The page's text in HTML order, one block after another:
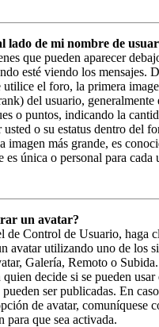
lado de mi nombre de
que pueden aparecer
esté viendo los mensajes.
el foro, la primera
del usuario, generalmente
o puntos, indicando la
o su estatus dentro del
imagen más grande, es
es única o personal para cada
un avatar?
de Control de Usuario, haga
avatar utilizando uno de los
Galería, Remoto o
decide si se pueden
ser publicadas. En
de avatar, comuníquese
para que sea activada.